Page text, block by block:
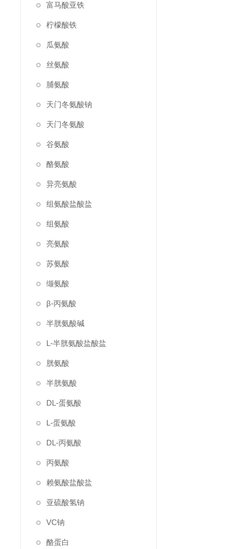
富马酸亚铁
柠檬酸铁
瓜氨酸
丝氨酸
脯氨酸
天门冬氨酸钠
天门冬氨酸
谷氨酸
酪氨酸
异亮氨酸
组氨酸盐酸盐
组氨酸
亮氨酸
苏氨酸
缬氨酸
β-丙氨酸
半胱氨酸碱
L-半胱氨酸盐酸盐
胱氨酸
半胱氨酸
DL-蛋氨酸
L-蛋氨酸
DL-丙氨酸
丙氨酸
赖氨酸盐酸盐
亚硫酸氢钠
VC钠
酪蛋白